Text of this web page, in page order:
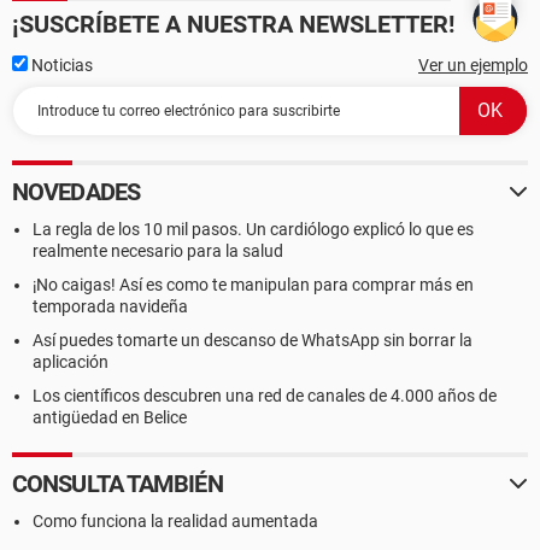
¡SUSCRÍBETE A NUESTRA NEWSLETTER!
Noticias Ver un ejemplo
NOVEDADES
La regla de los 10 mil pasos. Un cardiólogo explicó lo que es
realmente necesario para la salud
¡No caigas! Así es como te manipulan para comprar más en
temporada navideña
Así puedes tomarte un descanso de WhatsApp sin borrar la
aplicación
Los científicos descubren una red de canales de 4.000 años de
antigüedad en Belice
CONSULTA TAMBIÉN
Como funciona la realidad aumentada